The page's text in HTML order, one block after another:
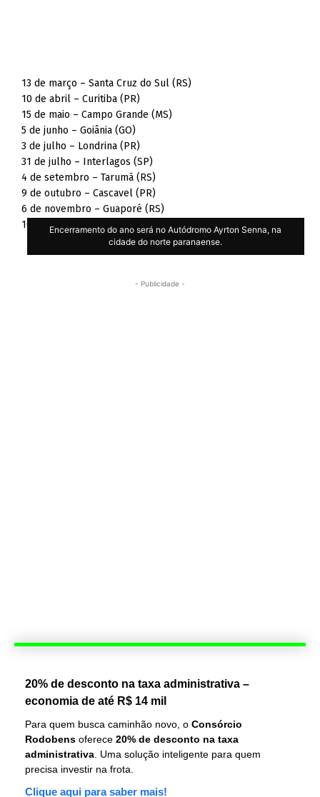
13 de março – Santa Cruz do Sul (RS)
10 de abril – Curitiba (PR)
15 de maio – Campo Grande (MS)
5 de junho – Goiânia (GO)
3 de julho – Londrina (PR)
31 de julho – Interlagos (SP)
4 de setembro – Tarumã (RS)
9 de outubro – Cascavel (PR)
6 de novembro – Guaporé (RS)
10 de dezembro – Londrina (PR)
Encerramento do ano será no Autódromo Ayrton Senna, na
cidade do norte paranaense.
- Publicidade -
20% de desconto na taxa administrativa –
economia de até R$ 14 mil
Para quem busca caminhão novo, o Consórcio
Rodobens oferece 20% de desconto na taxa
administrativa . Uma solução inteligente para quem
precisa investir na frota.
Clique aqui para saber mais!